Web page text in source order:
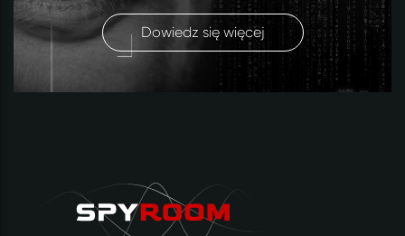
Dowiedz się więcej